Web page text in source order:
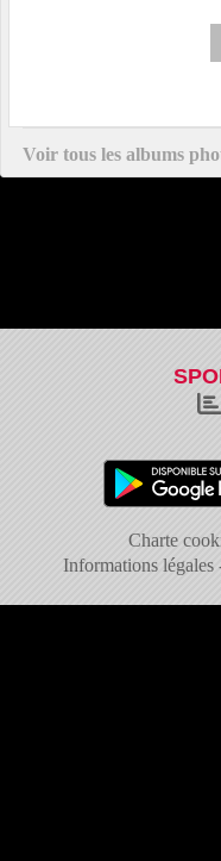
Voir tous les albums
Charte
Informations légales